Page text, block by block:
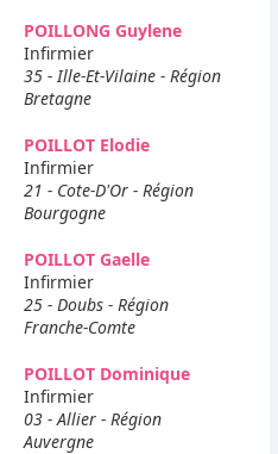
POILLONG Guylene
Infirmier
35 - Ille-Et-Vilaine - Région
Bretagne
POILLOT Elodie
Infirmier
21 - Cote-D'Or - Région
Bourgogne
POILLOT Gaelle
Infirmier
25 - Doubs - Région
Franche-Comte
POILLOT Dominique
Infirmier
03 - Allier - Région
Auvergne